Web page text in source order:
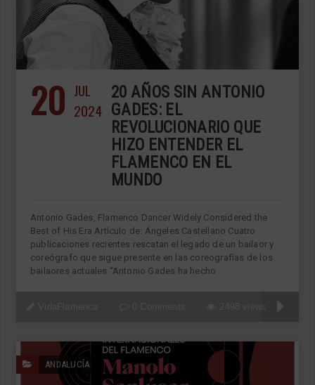
20 JUL
2024
20 AÑOS SIN ANTONIO
GADES: EL
REVOLUCIONARIO QUE
HIZO ENTENDER EL
FLAMENCO EN EL
MUNDO
Antonio Gades, Flamenco Dancer Widely Considered the
Best of His Era Artículo de: Ángeles Castellano Cuatro
publicaciones recientes rescatan el legado de un bailaor y
coreógrafo que sigue presente en las coreografías de los
bailaores actuales “Antonio Gades ha hecho
ANDALUCÍA